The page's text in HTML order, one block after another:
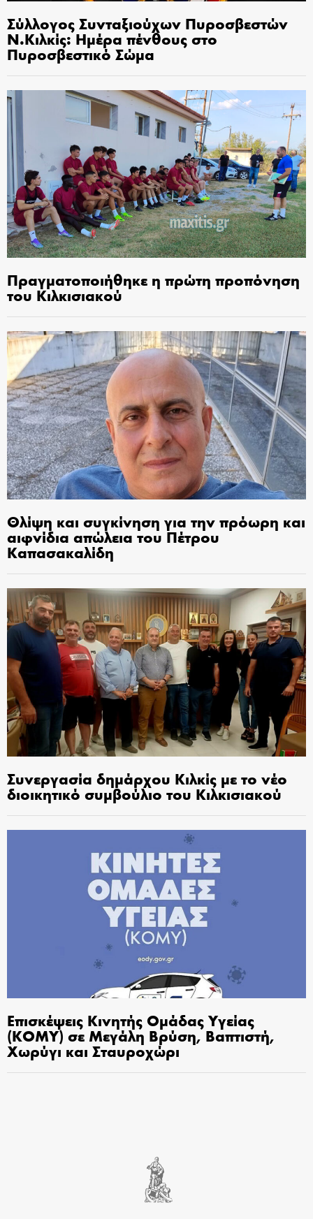
Σύλλογος Συνταξιούχων Πυροσβεστών
Ν.Κιλκίς: Ημέρα πένθους στο
Πυροσβεστικό Σώμα
Πραγματοποιήθηκε η πρώτη προπόνηση
του Κιλκισιακού
Θλίψη και συγκίνηση για την πρόωρη και
αιφνίδια απώλεια του Πέτρου
Καπασακαλίδη
Συνεργασία δημάρχου Κιλκίς με το νέο
διοικητικό συμβούλιο του Κιλκισιακού
Επισκέψεις Κινητής Ομάδας Υγείας
(ΚΟΜΥ) σε Μεγάλη Βρύση, Βαπτιστή,
Χωρύγι και Σταυροχώρι